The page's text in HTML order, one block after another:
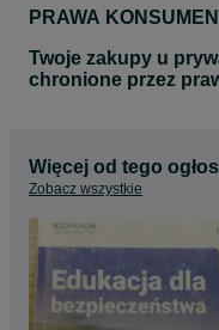
PRAWA
Twoje zakupy u
chronione przez
Więcej od tego
Zobacz wszystkie